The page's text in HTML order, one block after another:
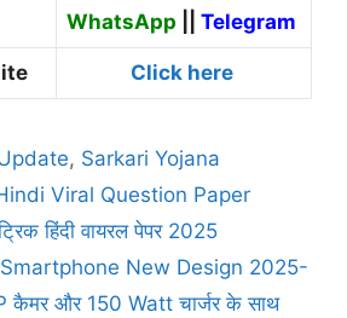
WhatsApp Telegram
Click here
, Sarkari Yojana
Viral Question Paper
हिंदी वायरल पेपर 2025
New Design 2025-
कैमर और 150 Watt चार्जर के साथ